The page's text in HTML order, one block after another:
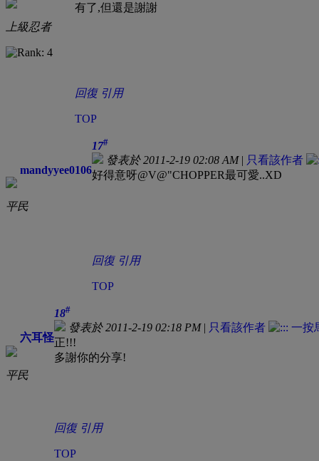
上級忍者
有了,但還是謝謝
回復 引用
TOP
mandyyee0106
平民
17#
發表於 2011-2-19 02:08 AM| 只看該作者
好得意呀@V@"CHOPPER最可愛..XD
回復 引用
TOP
六耳怪
平民
18#
發表於 2011-2-19 02:18 PM| 只看該作者
正!!!
多謝你的分享!
回復 引用
TOP